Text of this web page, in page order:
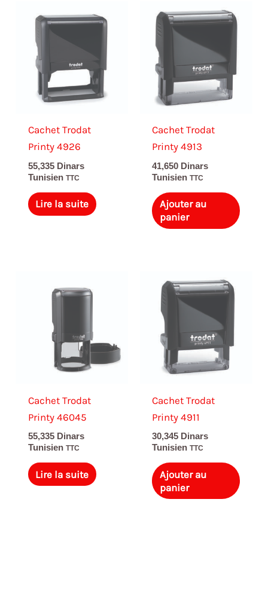
Cachet Trodat
Printy 4926
55,335 Dinars
Tunisien TTC
Lire la suite
Cachet Trodat
Printy 4913
41,650 Dinars
Tunisien TTC
Ajouter au
panier
Cachet Trodat
Printy 46045
55,335 Dinars
Tunisien TTC
Lire la suite
Cachet Trodat
Printy 4911
30,345 Dinars
Tunisien TTC
Ajouter au
panier